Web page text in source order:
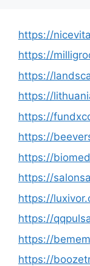
https://
https://
https://
https://
https://
https://
https://
https://
https://
https://
https://
https://